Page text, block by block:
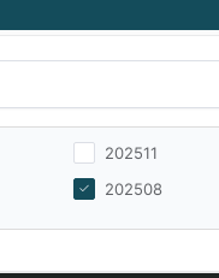
202511
202508